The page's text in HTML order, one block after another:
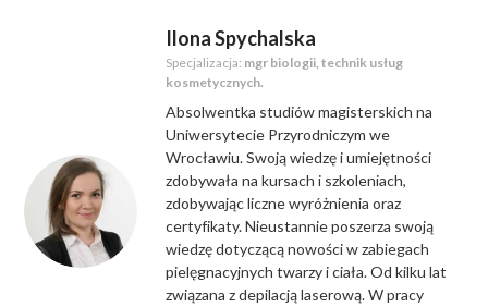
Ilona Spychalska
Specjalizacja: mgr biologii, technik usług
kosmetycznych.
Absolwentka studiów magisterskich na
Uniwersytecie Przyrodniczym we
Wrocławiu. Swoją wiedzę i umiejętności
zdobywała na kursach i szkoleniach,
zdobywając liczne wyróżnienia oraz
certyfikaty. Nieustannie poszerza swoją
wiedzę dotyczącą nowości w zabiegach
pielęgnacyjnych twarzy i ciała. Od kilku lat
związana z depilacją laserową. W pracy